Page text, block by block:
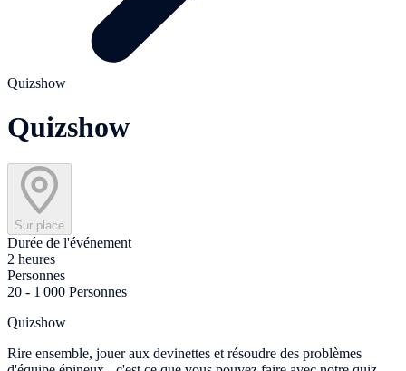
Quizshow
Quizshow
Sur place
Durée de l'événement
2 heures
Personnes
20 - 1 000 Personnes
Quizshow
Rire ensemble, jouer aux devinettes et résoudre des problèmes